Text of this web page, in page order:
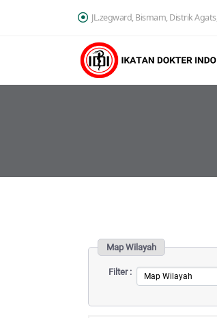
JL.zegward, Bismam, Distrik